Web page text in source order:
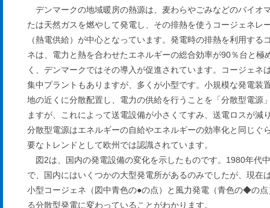
デンマークの地域暖房の熱源は、麦わらやごみなどのバイオ
たは天然ガスを燃やして発電し、その排熱を使うコージェネレ
（熱電供給）が中心となっています。発電時の排熱を利用する
ネは、電力と熱を合わせたエネルギーの総合効率が90％台と極
く、デンマークではその導入が促進されています。コージェネ
集中プラントもありますが、多くが小型です。小規模な発電装
地の近くに分散配置し、電力の供給を行うことを「分散型電源
ますが、これによって送電設備が小さくてすみ、送電ロスが減
分散型電源はエネルギーの自給やエネルギーの効率化と同じぐ
要なトレンドとして欧州では認識されています。
図2は、国内の発電設備の変化を示したものです。1980年代
で、国内にはいくつかの大型発電所があるのみでしたが、現在
小型コージェネ（図中青色の●の点）と風力発電（青色の◆の点
る分散型発電に変わっていることがわかります。